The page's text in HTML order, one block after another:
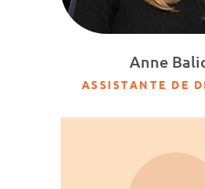
Anne
ASSISTANTE DE